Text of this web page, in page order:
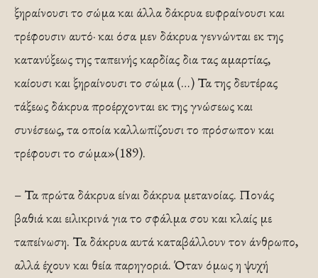
ξηραίνουσι το σώμα και άλλα δάκρυα ευφραίνουσι και
τρέφουσιν αυτό· και όσα μεν δάκρυα γεννώνται εκ της
κατανύξεως της ταπεινής καρδίας δια τας αμαρτίας,
καίουσι και ξηραίνουσι το σώμα (…) Τα της δευτέρας
τάξεως δάκρυα προέρχονται εκ της γνώσεως και
συνέσεως, τα οποία καλλωπίζουσι το πρόσωπον και
τρέφουσι το σώμα»(189).
– Τα πρώτα δάκρυα είναι δάκρυα μετανοίας. Πονάς
βαθιά και ειλικρινά για το σφάλμα σου και κλαίς με
ταπείνωση. Τα δάκρυα αυτά καταβάλλουν τον άνθρωπο,
αλλά έχουν και θεία παρηγοριά. Όταν όμως η ψυχή